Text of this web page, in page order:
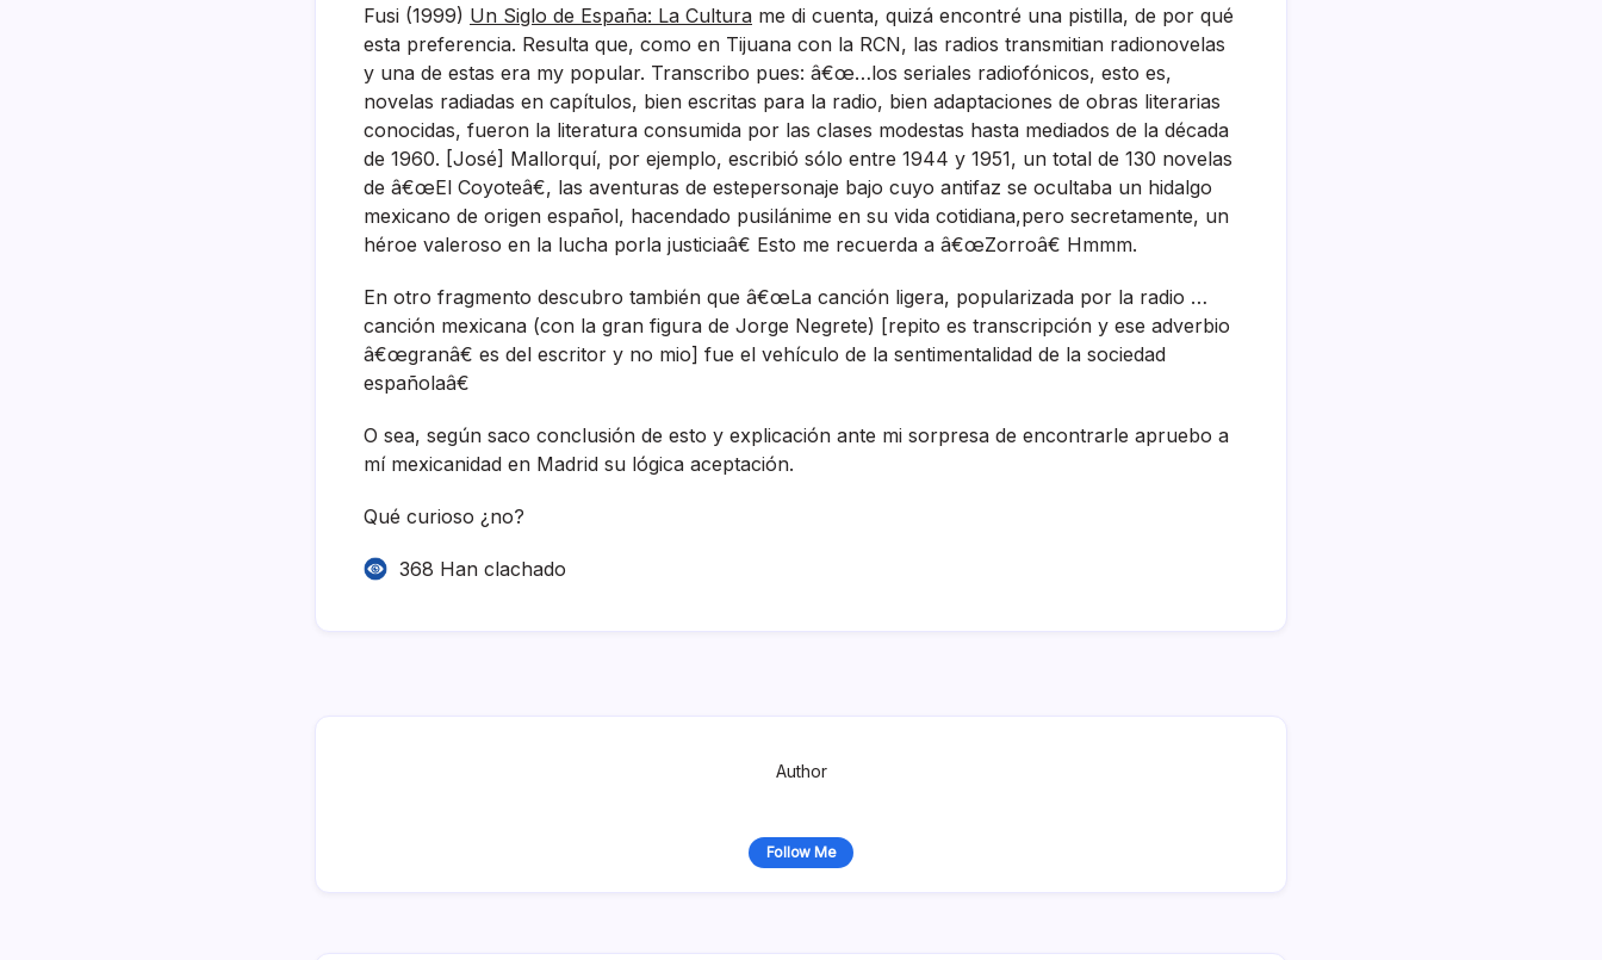
Fusi (1999) Un Siglo de España: La Cultura me di cuenta, quizá encontré una pistilla, de por qué
esta preferencia. Resulta que, como en Tijuana con la RCN, las radios transmitian radionovelas
y una de estas era my popular. Transcribo pues: â€œ…los seriales radiofónicos, esto es,
novelas radiadas en capí­tulos, bien escritas para la radio, bien adaptaciones de obras literarias
conocidas, fueron la literatura consumida por las clases modestas hasta mediados de la década
de 1960. [José] Mallorquí­, por ejemplo, escribió sólo entre 1944 y 1951, un total de 130 novelas
de â€œEl Coyoteâ€, las aventuras de estepersonaje bajo cuyo antifaz se ocultaba un hidalgo
mexicano de origen español, hacendado pusilánime en su vida cotidiana,pero secretamente, un
héroe valeroso en la lucha porla justiciaâ€ Esto me recuerda a â€œZorroâ€ Hmmm.
En otro fragmento descubro también que â€œLa canción ligera, popularizada por la radio …
canción mexicana (con la gran figura de Jorge Negrete) [repito es transcripción y ese adverbio
â€œgranâ€ es del escritor y no mio] fue el vehí­culo de la sentimentalidad de la sociedad
españolaâ€
O sea, según saco conclusión de esto y explicación ante mi sorpresa de encontrarle apruebo a
mí­ mexicanidad en Madrid su lógica aceptación.
Qué curioso ¿no?
368 Han clachado
Author
Follow Me